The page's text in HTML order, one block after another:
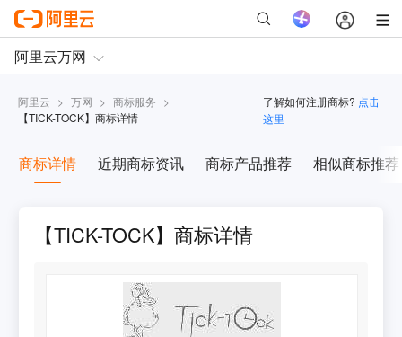
阿里云 > 万网 > 商标服务 >
【TICK-TOCK】商标详情
了解如何注册商标? 点击
这里
商标详情 近期商标资讯 商标产品推荐 相似商标推荐
【TICK-TOCK】商标详情